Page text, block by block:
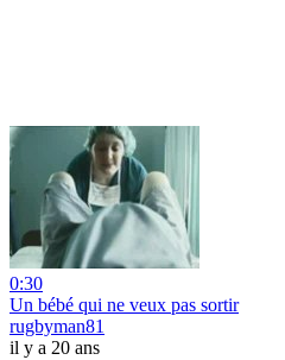
0:30
Un bébé qui ne veux pas sortir
rugbyman81
il y a 20 ans